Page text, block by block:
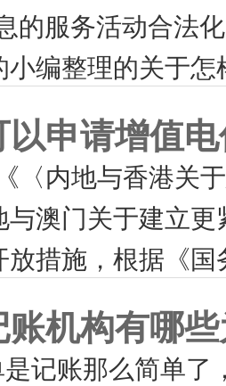
的服务活动合法
小编整理的关于
申请增值
〈内地与香港关
与澳门关于建立
放措施，根据《
机构有哪
记账那么简单